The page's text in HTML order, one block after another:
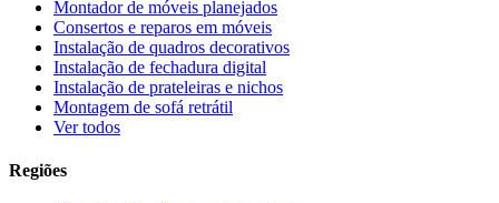
Montador de móveis planejados
Consertos e reparos em móveis
Instalação de quadros decorativos
Instalação de fechadura digital
Instalação de prateleiras e nichos
Montagem de sofá retrátil
Ver todos
Regiões